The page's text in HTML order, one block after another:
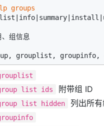
groups
组信息
list ids
附带组 ID
list hidden 列出所有